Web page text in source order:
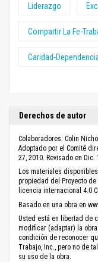
Liderazgo
Compartir La Fe-
Caridad-
Derechos de autor
Colaboradores: Colin Nicholl
Adoptado por el Comité
27, 2010. Revisado en Dic.
Los materiales
propiedad del Proyecto
licencia internacional 4.0
Basado en una obra en
Usted está en libertad de
modificar (adaptar) la
condición de reconocer
Trabajo, Inc., pero no de
su uso de la obra.